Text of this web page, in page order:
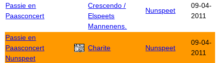
Passie en
Paasconcert
Crescendo /
Elspeets
Mannenens.
Nunspeet
09-04-
2011
Passie en
Paasconcert
Nunspeet
Charite Nunspeet
09-04-
2011